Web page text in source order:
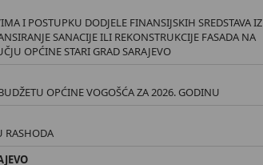
I POSTUPKU DODJELE FINANSIJSKIH SREDSTAVA IZ
SANACIJE ILI REKONSTRUKCIJE FASADA NA
OPĆINE STARI GRAD SARAJEVO
OPĆINE VOGOŠĆA ZA 2026. GODINU
RASHODA